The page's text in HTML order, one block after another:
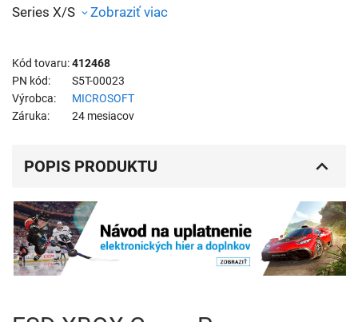
Series X/S
Zobraziť viac
Kód tovaru 412468
PN kód
S5T-00023
Výrobca
MICROSOFT
Záruka
24 mesiacov
POPIS PRODUKTU